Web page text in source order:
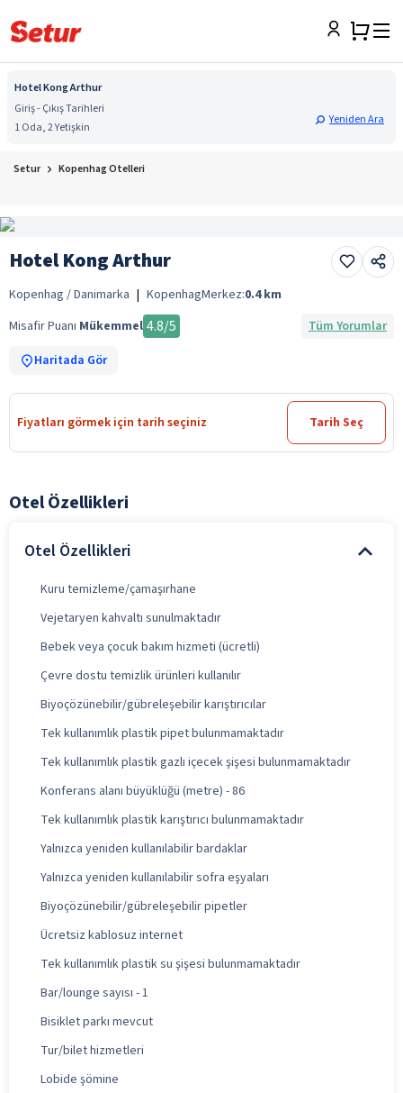
Hotel Kong Arthur
Giriş - Çıkış Tarihleri
1 Oda, 2 Yetişkin
Yeniden Ara
Setur Kopenhag Otelleri
Hotel Kong Arthur
Kopenhag / Danimarka | KopenhagMerkez:0.4 km
Misafir Puanı Mükemmel 4.8/5
Tüm Yorumlar
Haritada Gör
Fiyatları görmek için tarih seçiniz Tarih Seç
Otel Özellikleri
Otel Özellikleri
Kuru temizleme/çamaşırhane
Vejetaryen kahvaltı sunulmaktadır
Bebek veya çocuk bakım hizmeti (ücretli)
Çevre dostu temizlik ürünleri kullanılır
Biyoçözünebilir/gübreleşebilir karıştırıcılar
Tek kullanımlık plastik pipet bulunmamaktadır
Tek kullanımlık plastik gazlı içecek şişesi bulunmamaktadır
Konferans alanı büyüklüğü (metre) - 86
Tek kullanımlık plastik karıştırıcı bulunmamaktadır
Yalnızca yeniden kullanılabilir bardaklar
Yalnızca yeniden kullanılabilir sofra eşyaları
Biyoçözünebilir/gübreleşebilir pipetler
Ücretsiz kablosuz internet
Tek kullanımlık plastik su şişesi bulunmamaktadır
Bar/lounge sayısı - 1
Bisiklet parkı mevcut
Tur/bilet hizmetleri
Lobide şömine